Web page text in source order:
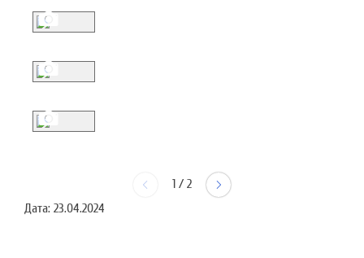
1 / 2
Дата: 23.04.2024